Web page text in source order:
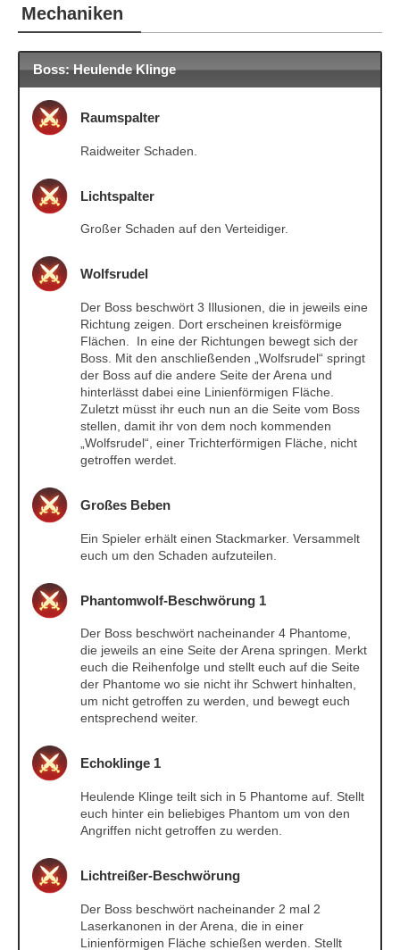
Mechaniken
Boss: Heulende Klinge
Raumspalter
Raidweiter Schaden.
Lichtspalter
Großer Schaden auf den Verteidiger.
Wolfsrudel
Der Boss beschwört 3 Illusionen, die in jeweils eine
Richtung zeigen. Dort erscheinen kreisförmige
Flächen. In eine der Richtungen bewegt sich der
Boss. Mit den anschließenden „Wolfsrudel“ springt
der Boss auf die andere Seite der Arena und
hinterlässt dabei eine Linienförmigen Fläche.
Zuletzt müsst ihr euch nun an die Seite vom Boss
stellen, damit ihr von dem noch kommenden
„Wolfsrudel“, einer Trichterförmigen Fläche, nicht
getroffen werdet.
Großes Beben
Ein Spieler erhält einen Stackmarker. Versammelt
euch um den Schaden aufzuteilen.
Phantomwolf-Beschwörung 1
Der Boss beschwört nacheinander 4 Phantome,
die jeweils an eine Seite der Arena springen. Merkt
euch die Reihenfolge und stellt euch auf die Seite
der Phantome wo sie nicht ihr Schwert hinhalten,
um nicht getroffen zu werden, und bewegt euch
entsprechend weiter.
Echoklinge 1
Heulende Klinge teilt sich in 5 Phantome auf. Stellt
euch hinter ein beliebiges Phantom um von den
Angriffen nicht getroffen zu werden.
Lichtreißer-Beschwörung
Der Boss beschwört nacheinander 2 mal 2
Laserkanonen in der Arena, die in einer
Linienförmigen Fläche schießen werden. Stellt